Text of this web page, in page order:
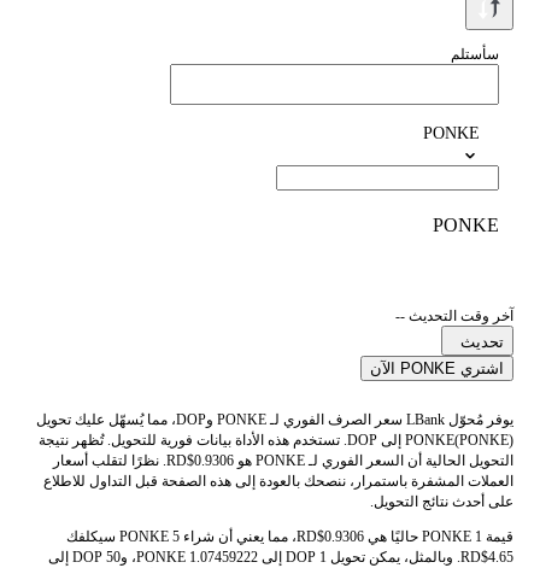
سأستلم
PONKE
PONKE
آخر وقت التحديث --
تحديث
اشتري PONKE الآن
يوفر مُحوّل LBank سعر الصرف الفوري لـ PONKE وDOP، مما يُسهّل عليك تحويل
PONKE(PONKE) إلى DOP. تستخدم هذه الأداة بيانات فورية للتحويل. تُظهر نتيجة
التحويل الحالية أن السعر الفوري لـ PONKE هو RD$0.9306. نظرًا لتقلب أسعار
العملات المشفرة باستمرار، ننصحك بالعودة إلى هذه الصفحة قبل التداول للاطلاع
على أحدث نتائج التحويل.
قيمة 1 PONKE حاليًا هي RD$0.9306، مما يعني أن شراء 5 PONKE سيكلفك
RD$4.65. وبالمثل، يمكن تحويل 1 DOP إلى 1.07459222 PONKE، و50 DOP إلى